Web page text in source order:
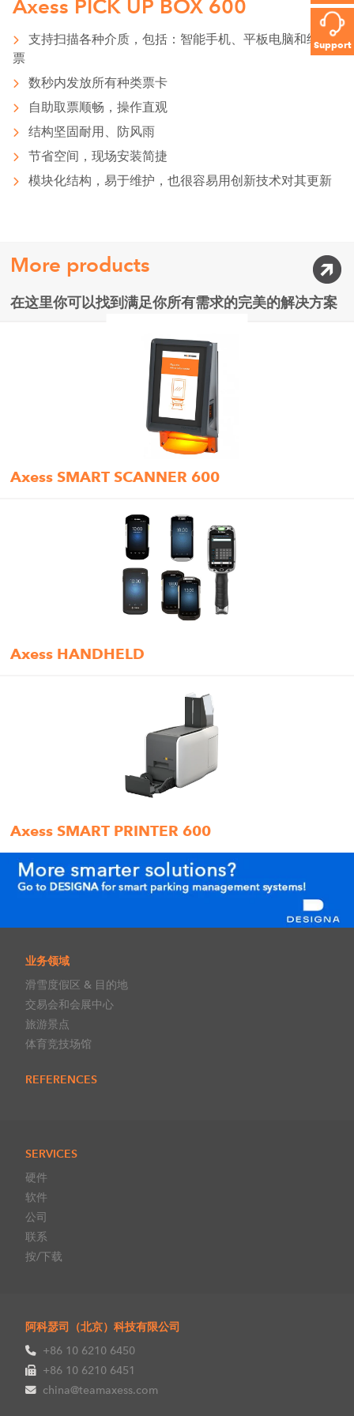
Support
Axess PICK UP BOX 600
支持扫描各种介质，包括：智能手机、平板电脑和纸质
票
数秒内发放所有种类票卡
自助取票顺畅，操作直观
结构坚固耐用、防风雨
节省空间，现场安装简捷
模块化结构，易于维护，也很容易用创新技术对其更新
More products
在这里你可以找到满足你所有需求的完美的解决方案
Axess SMART SCANNER 600
Axess HANDHELD
Axess SMART PRINTER 600
业务领域
滑雪度假区 & 目的地
交易会和会展中心
旅游景点
体育竞技场馆
REFERENCES
SERVICES
硬件
软件
公司
联系
按/下载
阿科瑟司（北京）科技有限公司
+86 10 6210 6450
+86 10 6210 6451
china@teamaxess.com